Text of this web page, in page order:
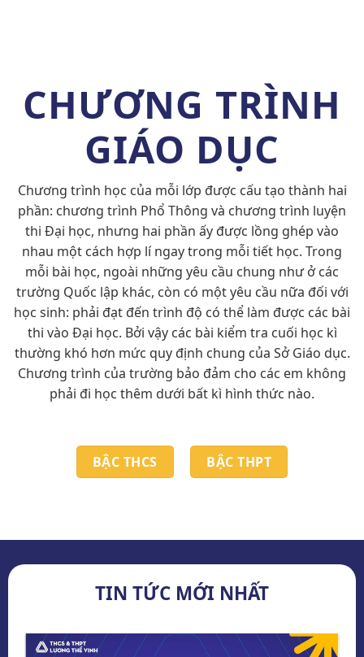
CHƯƠNG TRÌNH
GIÁO DỤC
Chương trình học của mỗi lớp được cấu tạo thành hai
phần: chương trình Phổ Thông và chương trình luyện
thi Đại học, nhưng hai phần ấy được lồng ghép vào
nhau một cách hợp lí ngay trong mỗi tiết học. Trong
mỗi bài học, ngoài những yêu cầu chung như ở các
trường Quốc lập khác, còn có một yêu cầu nữa đối với
học sinh: phải đạt đến trình độ có thể làm được các bài
thi vào Đại học. Bởi vậy các bài kiểm tra cuối học kì
thường khó hơn mức quy định chung của Sở Giáo dục.
Chương trình của trường bảo đảm cho các em không
phải đi học thêm dưới bất kì hình thức nào.
BẬC THCS BẬC THPT
TIN TỨC MỚI NHẤT